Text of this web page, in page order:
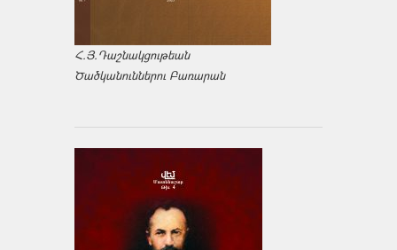
Հ.Յ.Դաշնակցութեան
Ծածկանուններու Բառարան